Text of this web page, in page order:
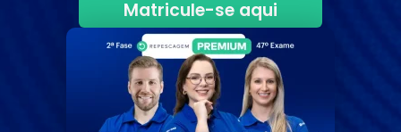
Matricule-se aqui